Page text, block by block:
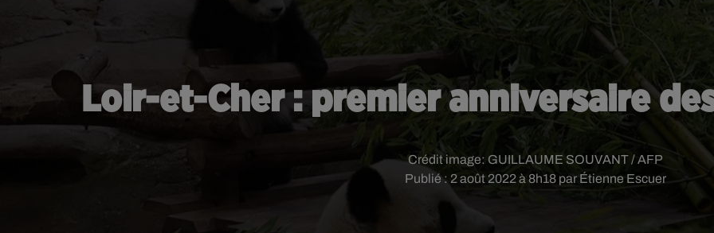
Loir-et-Cher : premier anniversaire
Publié : 2 août 2022 à 8h18 par Étienne Escuer
Crédit image: GUILLAUME SOUVANT / AFP